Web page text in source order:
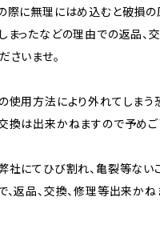
際に無理にはめ込むと破損の
まったなどの理由での返品、
さいませ。
使用方法により外れてしまう
換は出来かねますので予めご
社にてひび割れ、亀裂等ない
、返品、交換、修理等出来か